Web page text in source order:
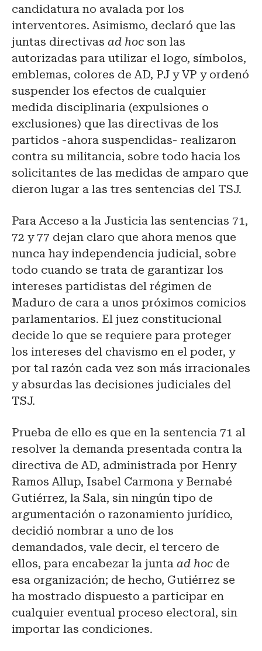
candidatura no avalada por los
interventores. Asimismo, declaró que las
juntas directivas ad hoc son las
autorizadas para utilizar el logo, símbolos,
emblemas, colores de AD, PJ y VP y ordenó
suspender los efectos de cualquier
medida disciplinaria (expulsiones o
exclusiones) que las directivas de los
partidos -ahora suspendidas- realizaron
contra su militancia, sobre todo hacia los
solicitantes de las medidas de amparo que
dieron lugar a las tres sentencias del TSJ.
Para Acceso a la Justicia las sentencias 71,
72 y 77 dejan claro que ahora menos que
nunca hay independencia judicial, sobre
todo cuando se trata de garantizar los
intereses partidistas del régimen de
Maduro de cara a unos próximos comicios
parlamentarios. El juez constitucional
decide lo que se requiere para proteger
los intereses del chavismo en el poder, y
por tal razón cada vez son más irracionales
y absurdas las decisiones judiciales del
TSJ.
Prueba de ello es que en la sentencia 71 al
resolver la demanda presentada contra la
directiva de AD, administrada por Henry
Ramos Allup, Isabel Carmona y Bernabé
Gutiérrez, la Sala, sin ningún tipo de
argumentación o razonamiento jurídico,
decidió nombrar a uno de los
demandados, vale decir, el tercero de
ellos, para encabezar la junta ad hoc de
esa organización; de hecho, Gutiérrez se
ha mostrado dispuesto a participar en
cualquier eventual proceso electoral, sin
importar las condiciones.